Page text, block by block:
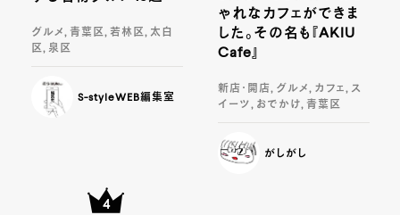
グルメ, 青葉区, 若林区, 太白
区, 泉区
S-styleWEB編集室
ゃれなカフェができま
した。その名も『AKIU
Cafe』
新店・開店, グルメ, カフェ, ス
イーツ, おでかけ, 青葉区
がしがし